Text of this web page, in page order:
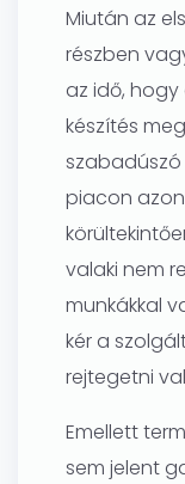
Miután az
részben
az idő,
készítés
piacon
valaki nem
munkákkal
kér a
rejtegetni
Emellett
sem jelent